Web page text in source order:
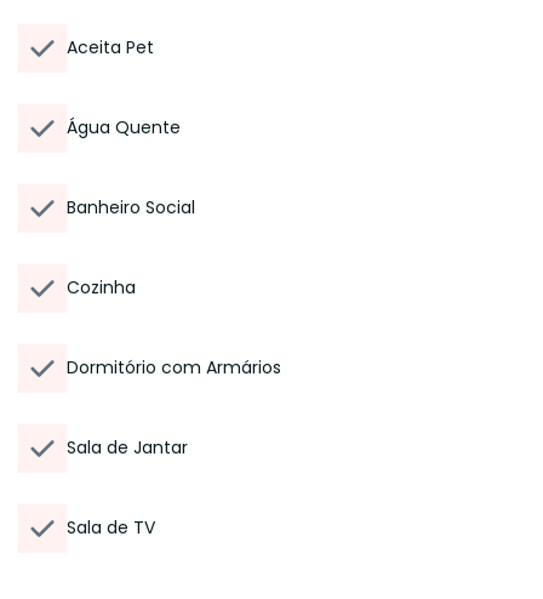
Aceita Pet
Água Quente
Banheiro Social
Cozinha
Dormitório com Armários
Sala de Jantar
Sala de TV